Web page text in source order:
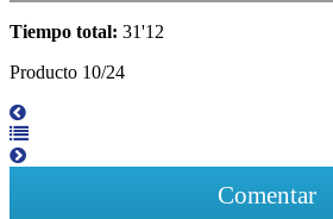
Tiempo total: 31'12
Producto 10/24
Comentar